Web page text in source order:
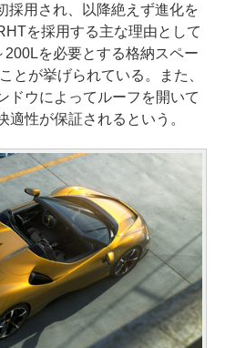
採用され、以降絶えず進化を
を採用する主な理由として
を必要とする格納スペー
とが挙げられている。また、
ドウによってルーフを開いて
性が保証されるという。